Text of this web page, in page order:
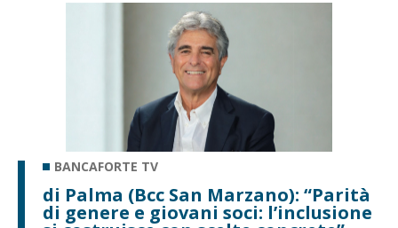
BANCAFORTE TV
di Palma (Bcc San Marzano): “Parità
di genere e giovani soci: l’inclusione